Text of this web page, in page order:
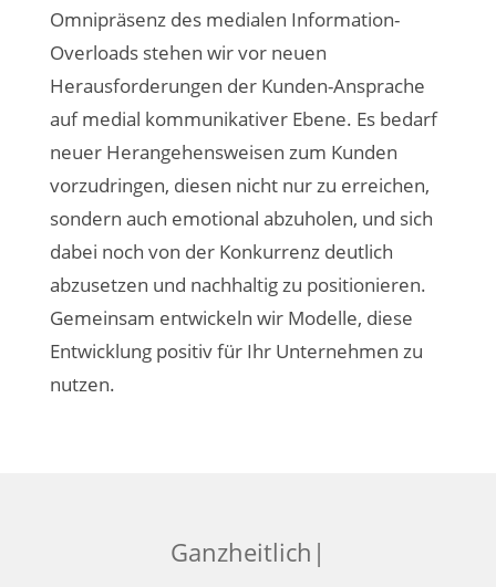
Omnipräsenz des medialen Information-
Overloads stehen wir vor neuen
Herausforderungen der Kunden-Ansprache
auf medial kommunikativer Ebene. Es bedarf
neuer Herangehensweisen zum Kunden
vorzudringen, diesen nicht nur zu erreichen,
sondern auch emotional abzuholen, und sich
dabei noch von der Konkurrenz deutlich
abzusetzen und nachhaltig zu positionieren.
Gemeinsam entwickeln wir Modelle, diese
Entwicklung positiv für Ihr Unternehmen zu
nutzen.
|